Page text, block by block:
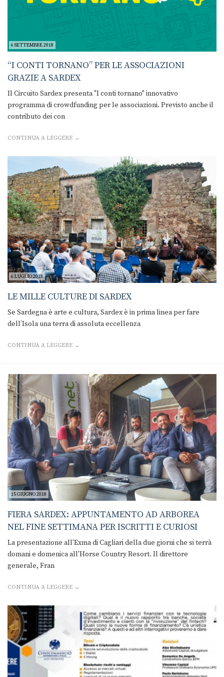
6 SETTEMBRE 2018
“I CONTI TORNANO” PER LE ASSOCIAZIONI
GRAZIE A SARDEX
Il Circuito Sardex presenta "I conti tornano" innovativo
programma di crowdfunding per le associazioni. Previsto anche il
contributo dei con
CONTINUA A LEGGERE →
6 LUGLIO 2018
LE MILLE CULTURE DI SARDEX
Se Sardegna è arte e cultura, Sardex è in prima linea per fare
dell’Isola una terra di assoluta eccellenza
CONTINUA A LEGGERE →
15 GIUGNO 2018
FIERA SARDEX: APPUNTAMENTO AD ARBOREA
NEL FINE SETTIMANA PER ISCRITTI E CURIOSI
La presentazione all'Exma di Cagliari della due giorni che si terrà
domani e domenica all'Horse Country Resort. Il direttore
generale, Fran
CONTINUA A LEGGERE →